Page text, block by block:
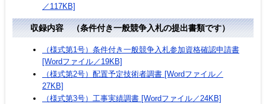
／117KB]
収録内容 （条件付き一般競争入札の提出書類です）
（様式第1号）条件付き一般競争入札参加資格確認申請書
[Wordファイル／19KB]
（様式第2号）配置予定技術者調書 [Wordファイル／
27KB]
（様式第3号）工事実績調書 [Wordファイル／24KB]